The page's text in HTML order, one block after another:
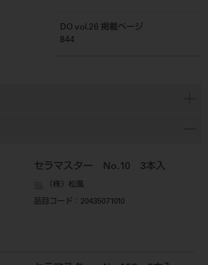
DO vol.26 掲載ページ
844
セラマスター No.10 3本入
（株）松風
品目コード ：20435071010